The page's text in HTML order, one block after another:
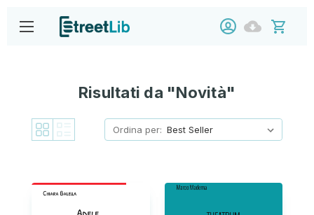
Risultati da "Novità"
Ordina per: